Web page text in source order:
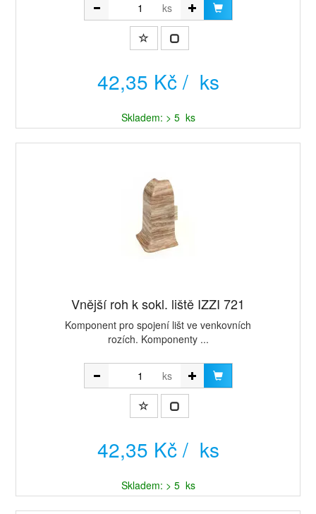
ks
42,35 Kč / ks
Skladem: > 5 ks
Vnější roh k sokl. liště IZZI 721
Komponent pro spojení lišt ve venkovních
rozích. Komponenty ...
ks
42,35 Kč / ks
Skladem: > 5 ks